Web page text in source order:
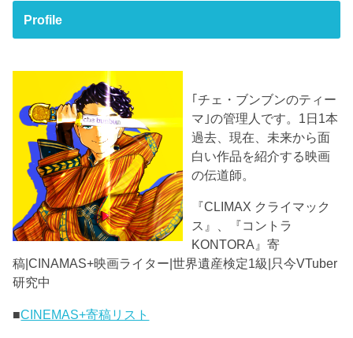
Profile
｢チェ・ブンブンのティー
マ｣の管理人です。1日1本
過去、現在、未来から面
白い作品を紹介する映画
の伝道師。
『CLIMAX クライマック
ス』、『コントラ
KONTORA』寄
稿|CINAMAS+映画ライター|世界遺産検定1級|只今VTuber
研究中
■CINEMAS+寄稿リスト